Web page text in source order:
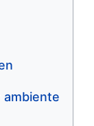
ambiente